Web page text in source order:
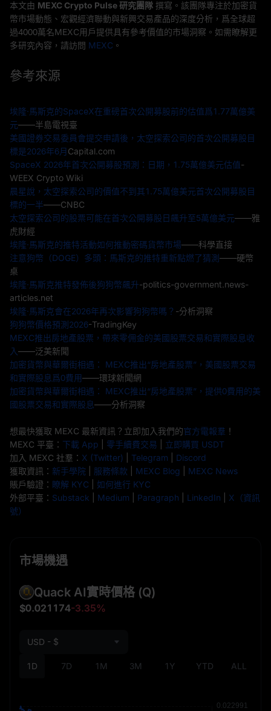
本文由 MEXC Crypto Pulse 研究團隊 撰寫。該團隊專注於加密貨
幣市場動態、宏觀經濟聯動與新興交易產品的深度分析，爲全球超
過4000萬名MEXC用戶提供具有參考價值的市場洞察。如需瞭解更
多研究內容，請訪問 MEXC 。
參考來源
埃隆·馬斯克的SpaceX在重磅首次公開募股前的估值爲1.77萬億美
元——半島電視臺
美國證券交易委員會提交申請後，太空探索公司的首次公開募股目
標是2026年6月Capital.com
SpaceX 2026年首次公開募股預測：日期，1.75萬億美元估值-
WEEX Crypto Wiki
晨星說，太空探索公司的價值不到其1.75萬億美元首次公開募股目
標的一半——CNBC
太空探索公司的股票可能在首次公開募股日飆升至5萬億美元——雅
虎財經
埃隆·馬斯克的推特活動如何推動密碼貨幣市場——科學直接
注意狗幣（DOGE）多頭：馬斯克的推特重新點燃了猜測——硬幣
桌
埃隆·馬斯克推特發佈後狗狗幣飆升-politics-government.news-
articles.net
埃隆·馬斯克會在2026年再次影響狗狗幣嗎？ -分析洞察
狗狗幣價格預測2026-TradingKey
MEXC推出房地產股票，帶來零佣金的美國股票交易和實際股息收
入——泛美新聞
加密貨幣與華爾街相遇： MEXC推出“房地產股票”，美國股票交易
和實際股息爲0費用——環球新聞網
加密貨幣與華爾街相遇： MEXC推出“房地產股票”，提供0費用的美
國股票交易和實際股息——分析洞察
想最快獲取 MEXC 最新資訊？立即加入我們的官方電報羣 ！
MEXC 平臺： 下載 App 零手續費交易
立即購買 USDT
加入 MEXC 社羣： X (Twitter) Telegram
Discord
獲取資訊： 新手學院 服務條款 MEXC Blog
MEXC News
賬戶驗證： 瞭解 KYC
如何進行 KYC
外部平臺： Substack Medium Paragraph LinkedIn
X（資訊
號）
市場機遇
Quack AI實時價格 (Q)
$0.021174-3.35%
1D 7D 1M 3M 1Y YTD ALL
USD - $